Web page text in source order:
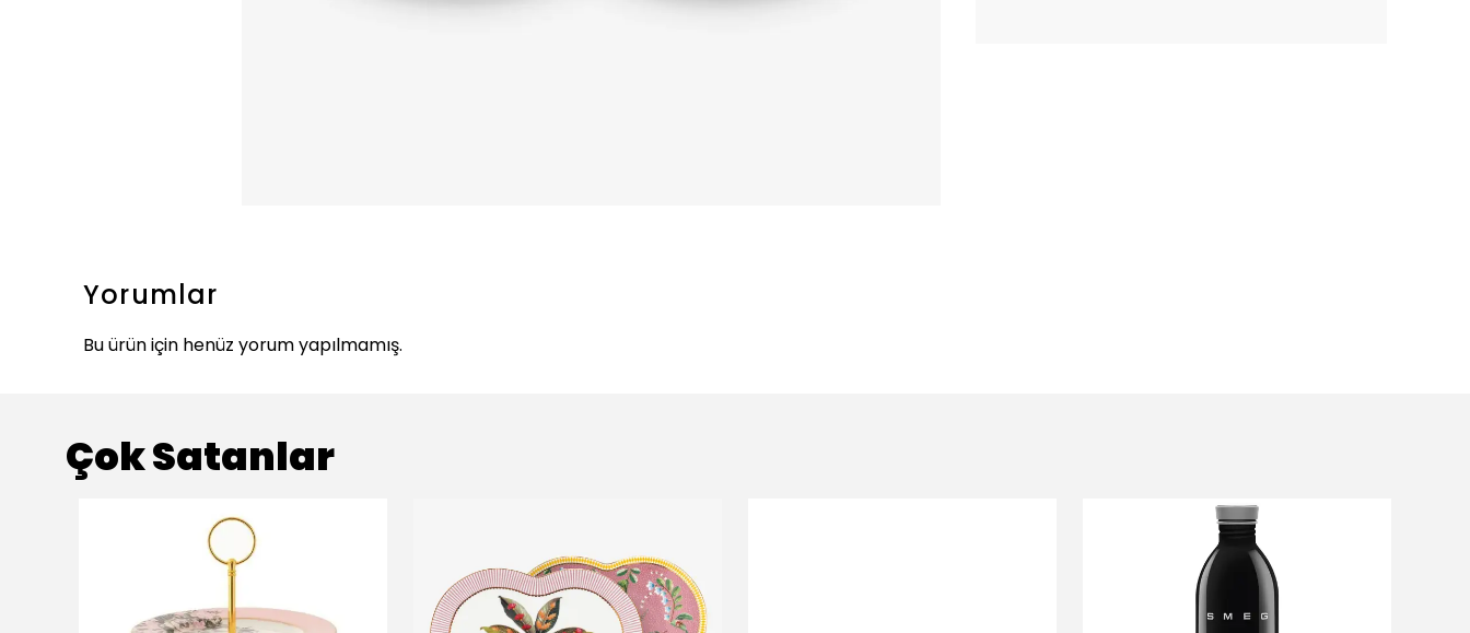
Yorumlar
Bu ürün için henüz yorum yapılmamış.
Çok Satanlar